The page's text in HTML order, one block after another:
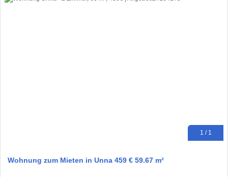
1 / 1
Wohnung zum Mieten in Unna 459 € 59.67 m²